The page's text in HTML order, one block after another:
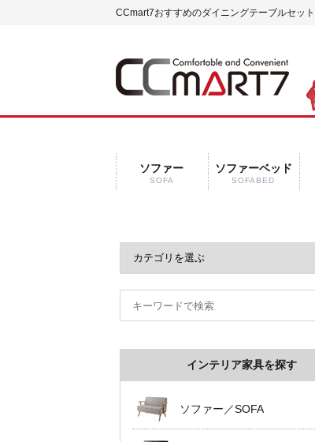
CCmart7おすすめのダイニングテーブルセット
ソファー
SOFA
ソファーベッド
SOFABED
インテリア家具を探す
ソファー／SOFA